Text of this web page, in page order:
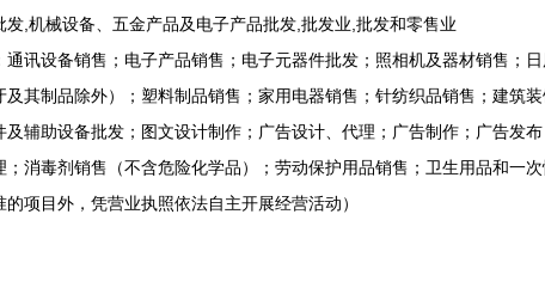
发,机械设备、五金产品及电子产品批发,批发业,批发和零售业
通讯设备销售；电子产品销售；电子元器件批发；照相机及器材销售；
其制品除外）；塑料制品销售；家用电器销售；针纺织品销售；建筑
及辅助设备批发；图文设计制作；广告设计、代理；广告制作；广告发
；消毒剂销售（不含危险化学品）；劳动保护用品销售；卫生用品和一
项目外，凭营业执照依法自主开展经营活动）